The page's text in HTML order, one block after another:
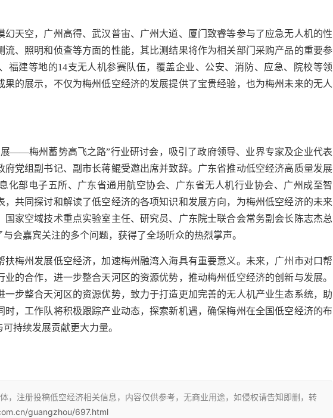
空，广州高得、武汉普宙、广州大道、厦门致睿等参与了应急无人机的性
、照明和侦查等方面的性能，其比测结果将作为相关部门采购产品的重要参
福建等地的14支无人机参赛队伍，覆盖企业、公安、消防、应急、院校等领
的展示，不仅为梅州低空经济的发展提供了宝贵经验，也为梅州未来的无人
梅州蓄势高飞之路”行业研讨会，吸引了政府领导、业界专家及企业代表
府党组副书记、副市长蒋鲲受邀出席并致辞。广东省推动低空经济高质量发展
化部电子五所、广东省通用航空协会、广东省无人机行业协会、广州成至智
共同探讨和解读了低空经济的各项知识和发展方向，为梅州低空经济的未来
家空域技术重点实验室主任、研究员、广东院士联合会常务副会长陈志杰总
会嘉宾关注的多个问题，获得了全场听众的热烈掌声。
州发展低空经济，加速梅州融湾入海具有重要意义。未来，广州市对口帮
的合作，进一步整合天河区的资源优势，推动梅州低空经济的创新与发展。
步整合天河区的资源优势，致力于打造更加完善的无人机产业生态系统，助
，工作队将积极跟踪产业动态，探索新机遇，确保梅州在全国低空经济的布
持续发展贡献更大力量。
，注册投稿低空经济相关信息，内容仅供参考，无商业用途，如侵权请告知即删，转
guangzhou/697.html